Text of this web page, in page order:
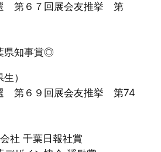
第６７回展会友推挙 第
県知事賞◎
千葉県生）
第６９回展会友推挙 第74
社 千葉日報社賞